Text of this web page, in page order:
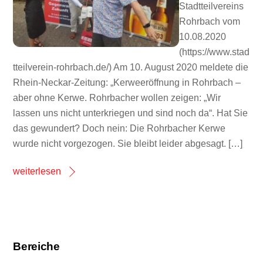
Stadtteilvereins
Rohrbach vom
10.08.2020
(https://www.stad
tteilverein-rohrbach.de/) Am 10. August 2020 meldete die
Rhein-Neckar-Zeitung: „Kerweeröffnung in Rohrbach –
aber ohne Kerwe. Rohrbacher wollen zeigen: „Wir
lassen uns nicht unterkriegen und sind noch da“. Hat Sie
das gewundert? Doch nein: Die Rohrbacher Kerwe
wurde nicht vorgezogen. Sie bleibt leider abgesagt. […]
weiterlesen
Bereiche